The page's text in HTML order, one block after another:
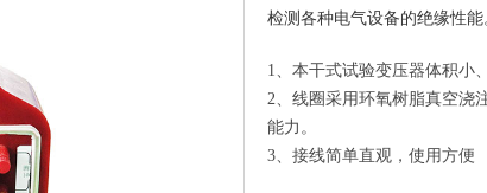
检测各种电气设备的绝缘性能
1、本干式试验变压器体积小
2、线圈采用环氧树脂真空浇
能力。
3、接线简单直观，使用方便